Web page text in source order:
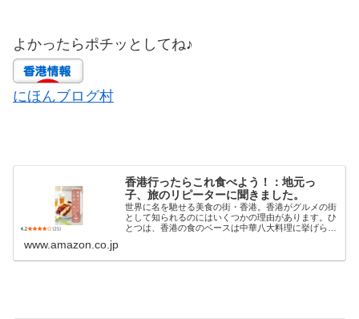
よかったらポチッとしてね♪
にほんブログ村
香港行ったらこれ食べよう！：地元っ
子、旅のリピーターに聞きました。
世界に名を馳せる美食の街・香港。香港がグルメの街
として知られるのにはいくつかの理由があります。ひ
とつは、香港の食のベースは中華八大料理に挙げられ
港...
www.amazon.co.jp